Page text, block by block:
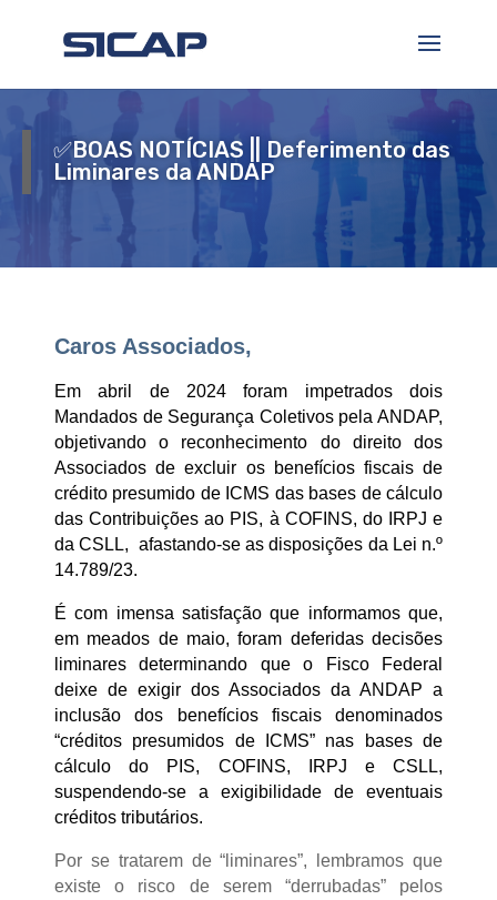
✅BOAS NOTÍCIAS || Deferimento das
Liminares da ANDAP
Caros Associados,
Em abril de 2024 foram impetrados dois
Mandados de Segurança Coletivos pela ANDAP,
objetivando o reconhecimento do direito dos
Associados de excluir os benefícios fiscais de
crédito presumido de ICMS das bases de cálculo
das Contribuições ao PIS, à COFINS, do IRPJ e
da CSLL, afastando-se as disposições da Lei n.º
14.789/23.
É com imensa satisfação que informamos que,
em meados de maio, foram deferidas decisões
liminares determinando que o Fisco Federal
deixe de exigir dos Associados da ANDAP a
inclusão dos benefícios fiscais denominados
“créditos presumidos de ICMS” nas bases de
cálculo do PIS, COFINS, IRPJ e CSLL,
suspendendo-se a exigibilidade de eventuais
créditos tributários.
Por se tratarem de “liminares”, lembramos que
existe o risco de serem “derrubadas” pelos